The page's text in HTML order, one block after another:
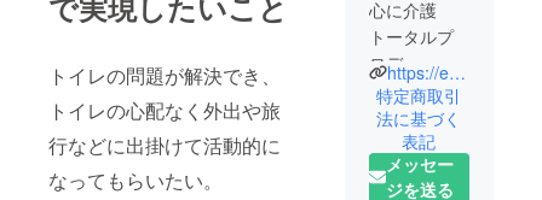
トイレの問題が解決でき、
トイレの心配なく外出や旅
行などに出掛けて活動的に
なってもらいたい。
心に介護
トータルプ
ロデュース
を企画、運
営をしてい
ます。
モットーは
https://e-projet.bsj.jp/
特定商取引
法に基づく
表記
メッセー
ジを送る